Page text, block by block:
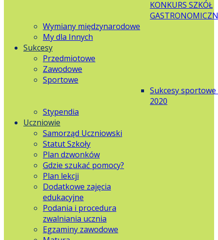
KONKURS SZKÓŁ
Wymiany międzynarodowe
My dla Innych
Sukcesy
Przedmiotowe
Zawodowe
Sportowe
Sukcesy sportowe
2020
Stypendia
Uczniowie
Samorząd Uczniowski
Statut Szkoły
Plan dzwonków
Gdzie szukać pomocy?
Plan lekcji
Dodatkowe zajęcia
edukacyjne
Podania i procedura
zwalniania ucznia
Egzaminy zawodowe